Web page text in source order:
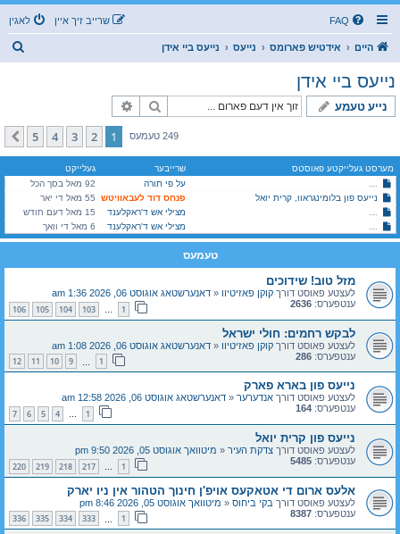
FAQ לאגין שרייב זיך איין
היים אידטיש פארומס נייעס נייעס ביי אידן
נייעס ביי אידן
נייע טעמע זוך
249 טעמעס 1
2
3
4
5
קומענדיגע
מערסט געלייקטע פאוסטס שרייבער
געלייקט
כת לב טהור אין גוואטעמאלע *הכרת הטוב שמועס* מעומקא דלב טהור
על פי תורה
92 מאל בסך הכל
נייעס פון בלומינגראוו, קרית יואל
פנחס דוד לעבאוויטש
55 מאל די יאר
היימישער פייער דעפארטמענט אין מאנסי, שומרי שבת קודש!מצילי אש ד'ראקלענד
15 מאל דעם חודש
היימישער פייער דעפארטמענט אין מאנסי, שומרי שבת קודש!מצילי אש ד'ראקלענד 6 מאל די וואך
טעמעס
מזל טוב! שידוכים
לעצטע פאוסט דורך קוקן פאזיטיוו « דאנערשטאג אוגוסט 06, 2026 1:36 am
ענטפערס: 2636
1
…
103
104
105
106
לבקש רחמים: חולי ישראל
לעצטע פאוסט דורך קוקן פאזיטיוו « דאנערשטאג אוגוסט 06, 2026 1:08 am
ענטפערס: 286
1
9
10
11
12
נייעס פון בארא פארק
לעצטע פאוסט דורך אנדערער « דאנערשטאג אוגוסט 06, 2026 12:58 am
ענטפערס: 164
1
…
4
5
6
7
נייעס פון קרית יואל
לעצטע פאוסט דורך צדקת העיר « מיטוואך אוגוסט 05, 2026 9:50 pm
ענטפערס: 5485
1
…
217
218
219
220
אלעס ארום די אטאקעס אויפ'ן חינוך הטהור אין ניו יארק
לעצטע פאוסט דורך בקי ביחוס « מיטוואך אוגוסט 05, 2026 8:46 pm
ענטפערס: 8387
1
333
334
335
336